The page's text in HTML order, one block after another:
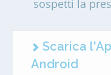
sospetti la
Scarica
Android